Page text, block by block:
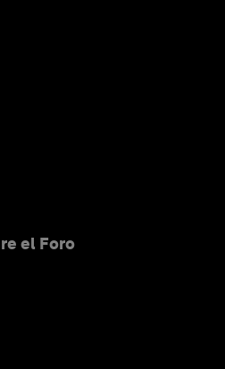
el Foro